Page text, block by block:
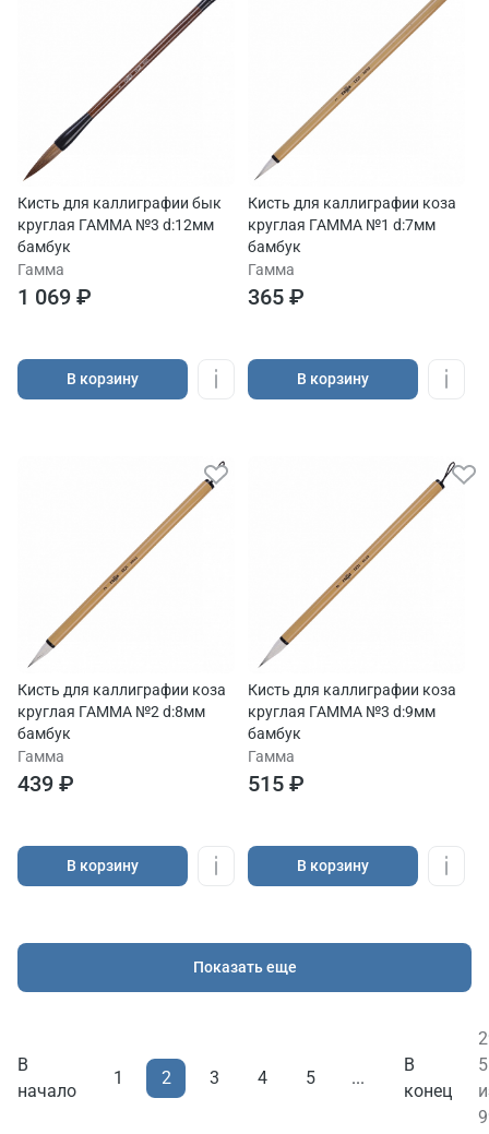
Кисть для каллиграфии бык
круглая ГАММА №3 d:12мм
бамбук
Гамма
1 069 ₽
В корзину
Кисть для каллиграфии коза
круглая ГАММА №1 d:7мм
бамбук
Гамма
365 ₽
В корзину
Кисть для каллиграфии коза
круглая ГАММА №2 d:8мм
бамбук
Гамма
439 ₽
В корзину
Кисть для каллиграфии коза
круглая ГАММА №3 d:9мм
бамбук
Гамма
515 ₽
В корзину
Показать еще
В
начало
1 2 3 4 5 ...
В
конец